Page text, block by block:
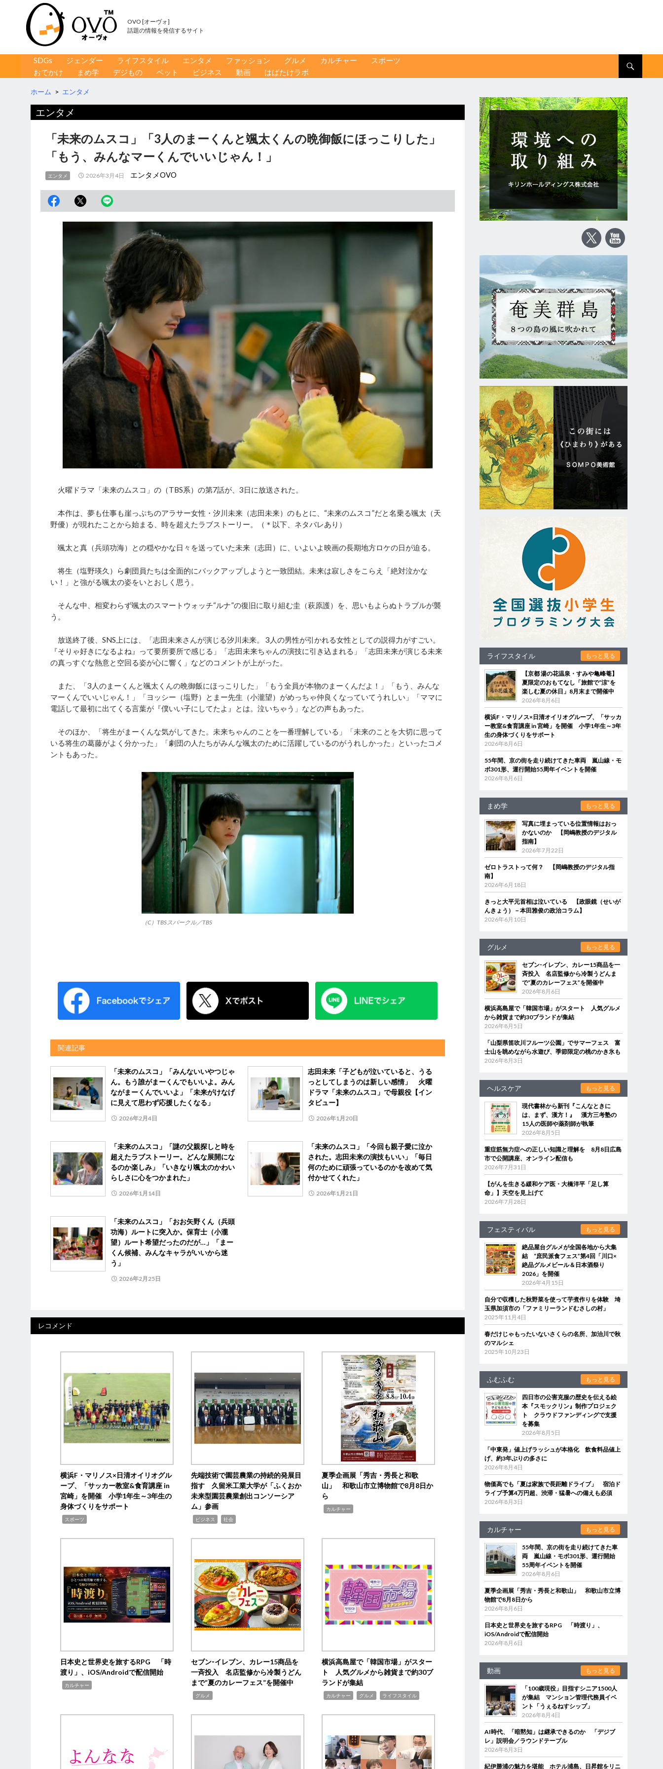
OVO [オーヴォ]
話題の情報を発信するサイト
コンテンツへ移動
SDGs ジェンダー ライフスタイル エンタメ ファッション グルメ カルチャー
スポーツ
おでかけ
まめ学 デジもの ペット ビジネス 動画 はばたけラボ
ホーム > エンタメ
エンタメ
「未来のムスコ」「3人のまーくんと颯太くんの晩御飯にほっこりした」
「もう、みんなマーくんでいいじゃん！」
エンタメ 2026年3月4日 エンタメOVO
火曜ドラマ「未来のムスコ」の（TBS系）の第7話が、3日に放送された。
本作は、夢も仕事も崖っぷちのアラサー女性・汐川未来（志田未来）のもとに、“未来のムスコ”だと名乗る颯太（天
野優）が現れたことから始まる、時を超えたラブストーリー。（＊以下、ネタバレあり）
颯太と真（兵頭功海）との穏やかな日々を送っていた未来（志田）に、いよいよ映画の長期地方ロケの日が迫る。
将生（塩野瑛久）ら劇団員たちは全面的にバックアップしようと一致団結。未来は寂しさをこらえ「絶対泣かな
い！」と強がる颯太の姿をいとおしく思う。
そんな中、相変わらず颯太のスマートウォッチ“ルナ”の復旧に取り組む圭（萩原護）を、思いもよらぬトラブルが襲
う。
放送終了後、SNS上には、「志田未来さんが演じる汐川未来。 3人の男性が引かれる女性としての説得力がすごい。
『そりゃ好きになるよね』って要所要所で感じる」「志田未来ちゃんの演技に引き込まれる」「志田未来が演じる未来
の真っすぐな熱意と空回る姿が心に響く」などのコメントが上がった。
また、「3人のまーくんと颯太くんの晩御飯にほっこりした」「もう全員が本物のまーくんだよ！」「もう、みんな
マーくんでいいじゃん！」「ヨッシー（塩野）とまー先生（小瀧望）がめっちゃ仲良くなっていてうれしい」「ママに
電話して最初に出てくる言葉が『僕いい子にしてたよ』とは。泣いちゃう」などの声もあった。
そのほか、「将生がまーくんな気がしてきた。未来ちゃんのことを一番理解している」「未来のことを大切に思って
いる将生の葛藤がよく分かった」「劇団の人たちがみんな颯太のために活躍しているのがうれしかった」といったコメ
ントもあった。
（C）TBSスパークル／TBS
関連記事
「未来のムスコ」「みんないいやつじゃ
ん。もう誰がまーくんでもいいよ。みん
ながまーくんでいいよ」「未来がけなげ
に見えて思わず応援したくなる」
2026年2月4日
志田未来「子どもが泣いていると、うる
っとしてしまうのは新しい感情」 火曜
ドラマ「未来のムスコ」で母親役【イン
タビュー】
2026年1月20日
「未来のムスコ」「謎の父親探しと時を
超えたラブストーリー。どんな展開にな
るのか楽しみ」「いきなり颯太のかわい
らしさに心をつかまれた」
2026年1月14日
「未来のムスコ」「今回も親子愛に泣か
された。志田未来の演技もいい」「毎日
何のために頑張っているのかを改めて気
付かせてくれた」
2026年1月21日
「未来のムスコ」「おお矢野くん（兵頭
功海）ルートに突入か。保育士（小瀧
望）ルート希望だったのだが…」「まー
くん候補、みんなキャラがいいから迷
う」
2026年2月25日
レコメンド
横浜F・マリノス×日清オイリオグル
ープ、「サッカー教室&食育講座 in
宮崎」を開催 小学1年生～3年生の
身体づくりをサポート
スポーツ
先端技術で園芸農業の持続的発展目
指す 久留米工業大学が「ふくおか
未来型園芸農業創出コンソーシア
ム」参画
ビジネス 社会
夏季企画展「秀吉・秀長と和歌
山」 和歌山市立博物館で8月8日か
ら
カルチャー
日本史と世界史を旅するRPG 「時
渡り」、iOS/Androidで配信開始
カルチャー
セブン‐イレブン、カレー15商品を
一斉投入 名店監修から冷製うどん
まで“夏のカレーフェス”を開催中
グルメ
横浜高島屋で「韓国市場」がスター
ト 人気グルメから雑貨まで約30ブ
ランドが集結
カルチャー グルメ ライフスタイル
ライフスタイル もっと見る
【京都 湯の花温泉・すみや亀峰菴】
夏限定のおもてなし「旅館で“涼”を
楽しむ夏の休日」8月末まで開催中
2026年8月6日
横浜F・マリノス×日清オイリオグループ、「サッカ
ー教室&食育講座 in 宮崎」を開催 小学1年生～3年
生の身体づくりをサポート
2026年8月6日
55年間、京の街を走り続けてきた車両 嵐山線・モ
ボ301形、運行開始55周年イベントを開催
2026年8月6日
まめ学 もっと見る
写真に埋まっている位置情報はおっ
かないのか 【岡嶋教授のデジタル
指南】
2026年7月22日
ゼロトラストって何？ 【岡嶋教授のデジタル指
南】
2026年6月18日
きっと大平元首相は泣いている 【政眼鏡（せいが
んきょう）－本田雅俊の政治コラム】
2026年6月10日
グルメ もっと見る
セブン‐イレブン、カレー15商品を一
斉投入 名店監修から冷製うどんま
で“夏のカレーフェス”を開催中
2026年8月6日
横浜高島屋で「韓国市場」がスタート 人気グルメ
から雑貨まで約30ブランドが集結
2026年8月5日
「山梨県笛吹川フルーツ公園」でサマーフェス 富
士山を眺めながら水遊び、季節限定の桃のかき氷も
2026年8月3日
ヘルスケア もっと見る
現代書林から新刊『こんなときに
は、まず、漢方！』 漢方三考塾の
15人の医師や薬剤師が執筆
2026年8月5日
重症筋無力症への正しい知識と理解を 8月8日広島
市で公開講座、オンライン配信も
2026年7月31日
【がんを生きる緩和ケア医・大橋洋平「足し算
命」】天空を見上げて
2026年7月28日
フェスティバル もっと見る
絶品屋台グルメが全国各地から大集
結 “庶民派食フェス”第4回「川口×
絶品グルメビール＆日本酒祭り
2026」を開催
2026年4月15日
自分で収穫した秋野菜を使って芋煮作りを体験 埼
玉県加須市の「ファミリーランドむさしの村」
2025年11月4日
春だけじゃもったいないさくらの名所、加治川で秋
のマルシェ
2025年10月23日
ふむふむ もっと見る
四日市の公害克服の歴史を伝える絵
本『スモックリン』制作プロジェク
ト クラウドファンディングで支援
を募集
2026年8月5日
「中東発」値上げラッシュが本格化 飲食料品値上
げ、約3年ぶりの多さに
2026年8月4日
物価高でも「夏は家族で長距離ドライブ」 宿泊ド
ライブ予算4万円超、渋滞・猛暑への備えも必須
2026年8月3日
カルチャー もっと見る
55年間、京の街を走り続けてきた車
両 嵐山線・モボ301形、運行開始
55周年イベントを開催
2026年8月6日
夏季企画展「秀吉・秀長と和歌山」 和歌山市立博
物館で8月8日から
2026年8月6日
日本史と世界史を旅するRPG 「時渡り」、
iOS/Androidで配信開始
2026年8月6日
動画 もっと見る
「100歳現役」目指すシニア1500人
が集結 マンション管理代務員イベ
ント「うぇるねすシップ」
2026年8月4日
AI時代、「暗黙知」は継承できるのか 「デジブ
レ」説明会／ラウンドテーブル
2026年8月3日
紀伊勝浦の魅力を堪能 ホテル浦島、日昇館をリニ